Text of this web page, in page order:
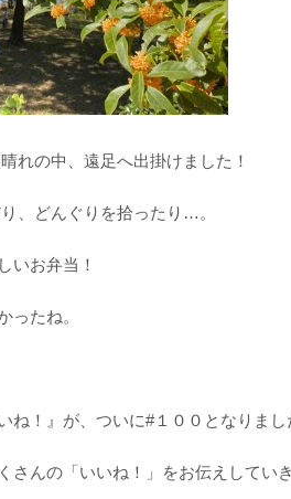
れの中、遠足へ出掛けました！
、どんぐりを拾ったり…。
いお弁当！
ったね。
ね！』が、ついに#１００となりまし
さんの「いいね！」をお伝えしていき